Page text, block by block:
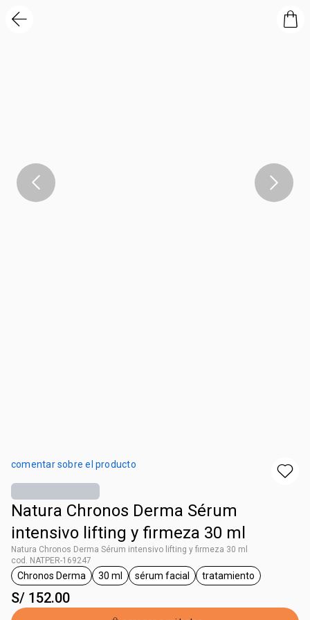
comentar sobre el producto
Natura Chronos Derma Sérum
intensivo lifting y firmeza 30 ml
Natura Chronos Derma Sérum intensivo lifting y firmeza 30 ml
cod. NATPER-169247
etiqueta Chronos Derma
Chronos Derma
etiqueta 30 ml
30 ml
etiqueta sérum facial
sérum facial
etiqueta
tratamiento
S/ 152.00